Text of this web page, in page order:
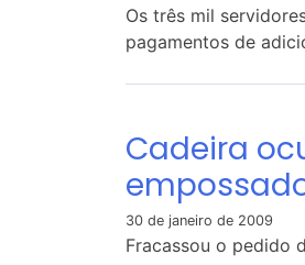
Os três mil
pagamentos de
Cadeira
30 de janeiro de 2009
Fracassou o pedido